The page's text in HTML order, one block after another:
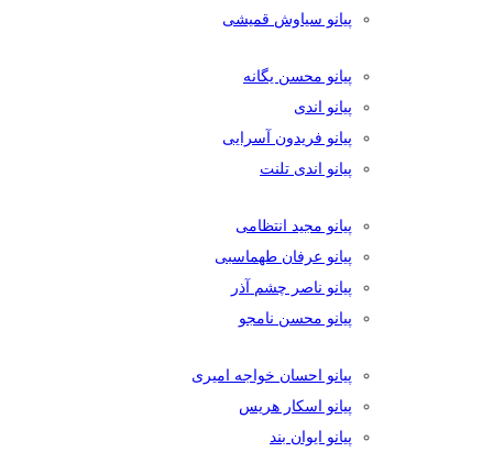
پیانو سیاوش قمیشی
پیانو محسن یگانه
پیانو اندی
پیانو فریدون آسرایی
پیانو اندی تلنت
پیانو مجید انتظامی
پیانو عرفان طهماسبی
پیانو ناصر چشم آذر
پیانو محسن نامجو
پیانو احسان خواجه امیری
پیانو اسکار هریس
پیانو ایوان بند